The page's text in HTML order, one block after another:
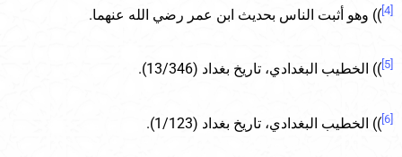
)) وهو أثبت الناس بحديث ابن عمر رضي الله عنهما.
)) الخطيب البغدادي، تاريخ بغداد (13/346).
[6] )) الخطيب البغدادي، تاريخ بغداد (1/123).